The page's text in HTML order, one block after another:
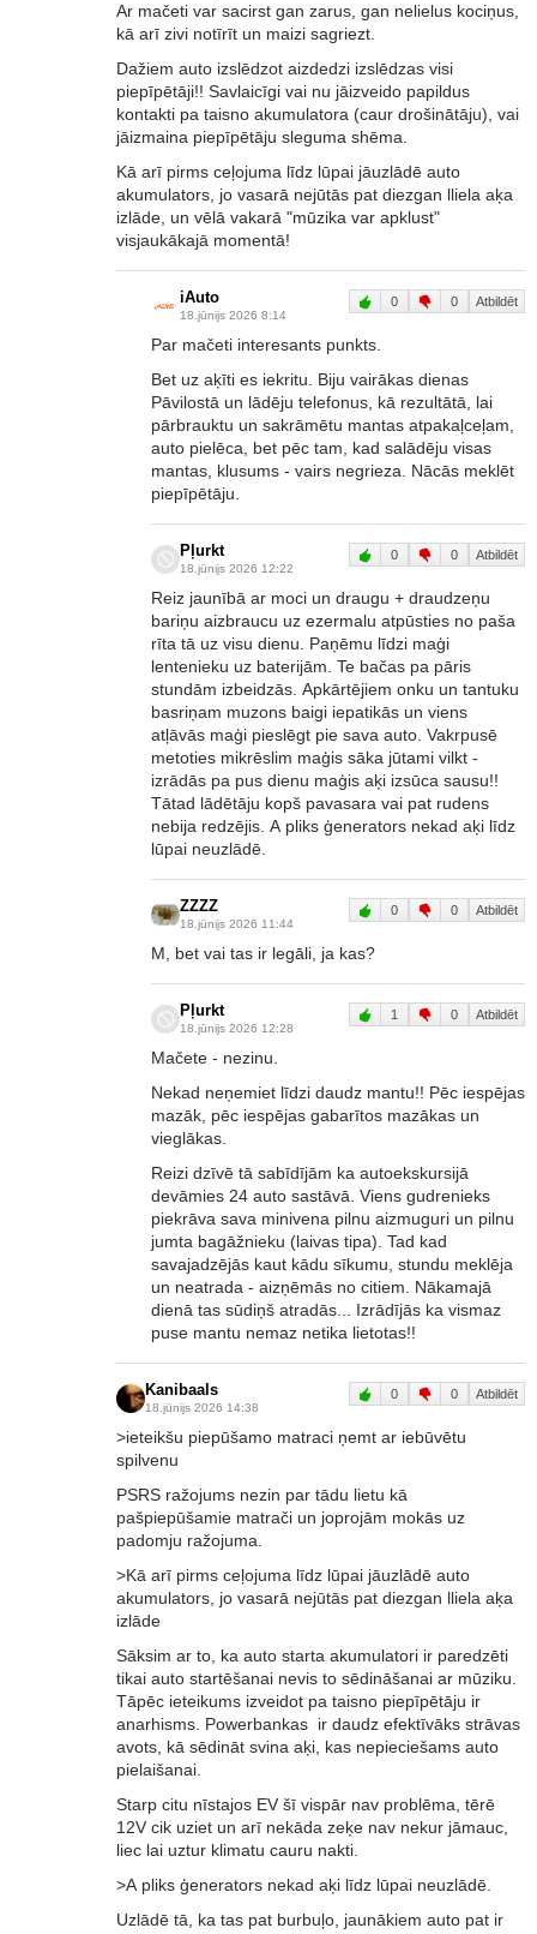
Ar mačeti var sacirst gan zarus, gan nelielus kociņus,
kā arī zivi notīrīt un maizi sagriezt.
Dažiem auto izslēdzot aizdedzi izslēdzas visi
piepīpētāji!! Savlaicīgi vai nu jāizveido papildus
kontakti pa taisno akumulatora (caur drošinātāju), vai
jāizmaina piepīpētāju sleguma shēma.
Kā arī pirms ceļojuma līdz lūpai jāuzlādē auto
akumulators, jo vasarā nejūtās pat diezgan lliela aķa
izlāde, un vēlā vakarā "mūzika var apklust"
visjaukākajā momentā!
iAuto
18.jūnijs 2026 8:14
0 0 Atbildēt
Par mačeti interesants punkts.
Bet uz aķīti es iekritu. Biju vairākas dienas
Pāvilostā un lādēju telefonus, kā rezultātā, lai
pārbrauktu un sakrāmētu mantas atpakaļceļam,
auto pielēca, bet pēc tam, kad salādēju visas
mantas, klusums - vairs negrieza. Nācās meklēt
piepīpētāju.
Pļurkt
18.jūnijs 2026 12:22
0 0 Atbildēt
Reiz jaunībā ar moci un draugu + draudzeņu
bariņu aizbraucu uz ezermalu atpūsties no paša
rīta tā uz visu dienu. Paņēmu līdzi maģi
lentenieku uz baterijām. Te bačas pa pāris
stundām izbeidzās. Apkārtējiem onku un tantuku
basriņam muzons baigi iepatikās un viens
atļāvās maģi pieslēgt pie sava auto. Vakrpusē
metoties mikrēslim maģis sāka jūtami vilkt -
izrādās pa pus dienu maģis aķi izsūca sausu!!
Tātad lādētāju kopš pavasara vai pat rudens
nebija redzējis. A pliks ģenerators nekad aķi līdz
lūpai neuzlādē.
ZZZZ
18.jūnijs 2026 11:44
0 0 Atbildēt
M, bet vai tas ir legāli, ja kas?
Pļurkt
18.jūnijs 2026 12:28
1 0 Atbildēt
Mačete - nezinu.
Nekad neņemiet līdzi daudz mantu!! Pēc iespējas
mazāk, pēc iespējas gabarītos mazākas un
vieglākas.
Reizi dzīvē tā sabīdījām ka autoekskursijā
devāmies 24 auto sastāvā. Viens gudrenieks
piekrāva sava minivena pilnu aizmuguri un pilnu
jumta bagāžnieku (laivas tipa). Tad kad
savajadzējās kaut kādu sīkumu, stundu meklēja
un neatrada - aizņēmās no citiem. Nākamajā
dienā tas sūdiņš atradās... Izrādījās ka vismaz
puse mantu nemaz netika lietotas!!
Kanibaals
18.jūnijs 2026 14:38
0 0 Atbildēt
>ieteikšu piepūšamo matraci ņemt ar iebūvētu
spilvenu
PSRS ražojums nezin par tādu lietu kā
pašpiepūšamie matrači un joprojām mokās uz
padomju ražojuma.
>Kā arī pirms ceļojuma līdz lūpai jāuzlādē auto
akumulators, jo vasarā nejūtās pat diezgan lliela aķa
izlāde
Sāksim ar to, ka auto starta akumulatori ir paredzēti
tikai auto startēšanai nevis to sēdināšanai ar mūziku.
Tāpēc ieteikums izveidot pa taisno piepīpētāju ir
anarhisms. Powerbankas ir daudz efektīvāks strāvas
avots, kā sēdināt svina aķi, kas nepieciešams auto
pielaišanai.
Starp citu nīstajos EV šī vispār nav problēma, tērē
12V cik uziet un arī nekāda zeķe nav nekur jāmauc,
liec lai uztur klimatu cauru nakti.
>A pliks ģenerators nekad aķi līdz lūpai neuzlādē.
Uzlādē tā, ka tas pat burbuļo, jaunākiem auto pat ir